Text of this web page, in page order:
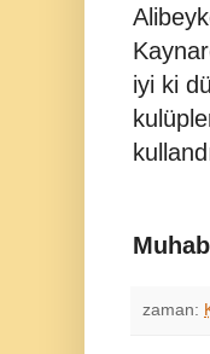
iyi ki
zaman: